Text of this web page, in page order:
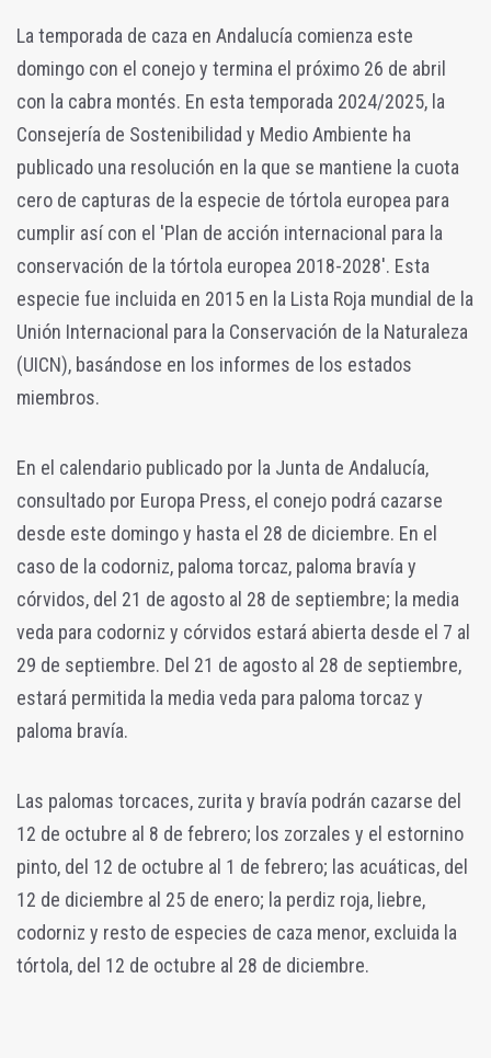
La temporada de caza en Andalucía comienza este
domingo con el conejo y termina el próximo 26 de abril
con la cabra montés. En esta temporada 2024/2025, la
Consejería de Sostenibilidad y Medio Ambiente ha
publicado una resolución en la que se mantiene la cuota
cero de capturas de la especie de tórtola europea para
cumplir así con el 'Plan de acción internacional para la
conservación de la tórtola europea 2018-2028'. Esta
especie fue incluida en 2015 en la Lista Roja mundial de la
Unión Internacional para la Conservación de la Naturaleza
(UICN), basándose en los informes de los estados
miembros.
En el calendario publicado por la Junta de Andalucía,
consultado por Europa Press, el conejo podrá cazarse
desde este domingo y hasta el 28 de diciembre. En el
caso de la codorniz, paloma torcaz, paloma bravía y
córvidos, del 21 de agosto al 28 de septiembre; la media
veda para codorniz y córvidos estará abierta desde el 7 al
29 de septiembre. Del 21 de agosto al 28 de septiembre,
estará permitida la media veda para paloma torcaz y
paloma bravía.
Las palomas torcaces, zurita y bravía podrán cazarse del
12 de octubre al 8 de febrero; los zorzales y el estornino
pinto, del 12 de octubre al 1 de febrero; las acuáticas, del
12 de diciembre al 25 de enero; la perdiz roja, liebre,
codorniz y resto de especies de caza menor, excluida la
tórtola, del 12 de octubre al 28 de diciembre.